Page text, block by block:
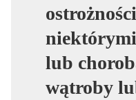
lub
wątroby